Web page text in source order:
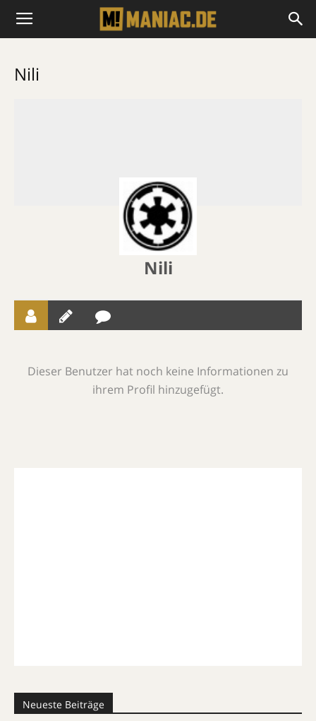
Nili
Nili
Dieser Benutzer hat noch keine Informationen zu
ihrem Profil hinzugefügt.
Neueste Beiträge